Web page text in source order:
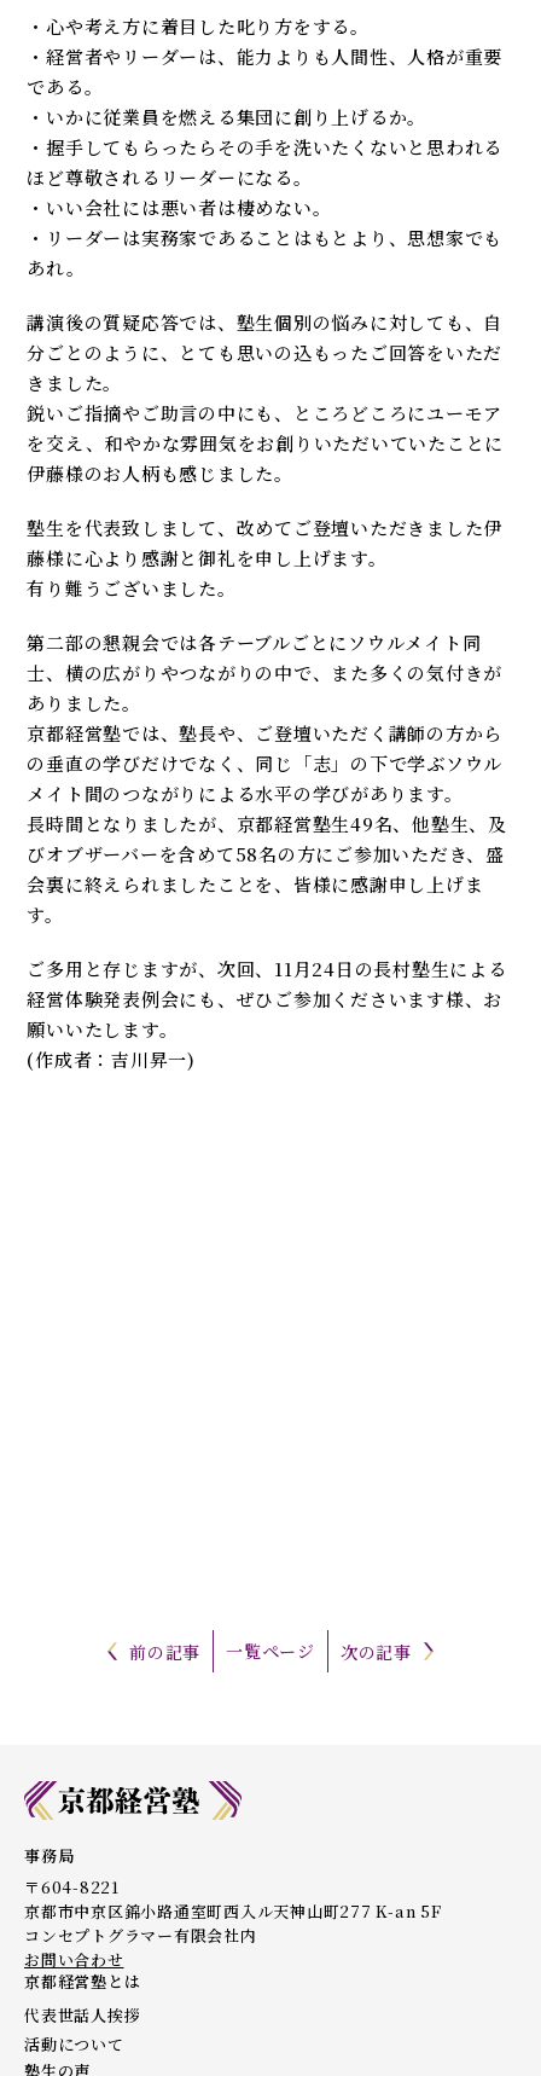
・心や考え方に着目した叱り方をする。
・経営者やリーダーは、能力よりも人間性、人格が重要
である。
・いかに従業員を燃える集団に創り上げるか。
・握手してもらったらその手を洗いたくないと思われる
ほど尊敬されるリーダーになる。
・いい会社には悪い者は棲めない。
・リーダーは実務家であることはもとより、思想家でも
あれ。
講演後の質疑応答では、塾生個別の悩みに対しても、自
分ごとのように、とても思いの込もったご回答をいただ
きました。
鋭いご指摘やご助言の中にも、ところどころにユーモア
を交え、和やかな雰囲気をお創りいただいていたことに
伊藤様のお人柄も感じました。
塾生を代表致しまして、改めてご登壇いただきました伊
藤様に心より感謝と御礼を申し上げます。
有り難うございました。
第二部の懇親会では各テーブルごとにソウルメイト同
士、横の広がりやつながりの中で、また多くの気付きが
ありました。
京都経営塾では、塾長や、ご登壇いただく講師の方から
の垂直の学びだけでなく、同じ「志」の下で学ぶソウル
メイト間のつながりによる水平の学びがあります。
長時間となりましたが、京都経営塾生49名、他塾生、及
びオブザーバーを含めて58名の方にご参加いただき、盛
会裏に終えられましたことを、皆様に感謝申し上げま
す。
ご多用と存じますが、次回、11月24日の長村塾生による
経営体験発表例会にも、ぜひご参加くださいます様、お
願いいたします。
(作成者：吉川昇一)
前の記事 一覧ページ 次の記事
事務局
〒604-8221
京都市中京区錦小路通室町西入ル天神山町277 K-an 5F
コンセプトグラマー有限会社内
お問い合わせ
京都経営塾とは
代表世話人挨拶
活動について
塾生の声